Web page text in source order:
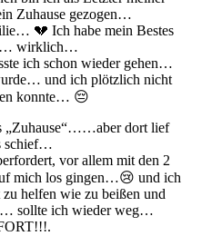
Zuhause gezogen…
💔 Ich habe mein Bestes
wirklich…
ich schon wieder gehen…
und ich plötzlich nicht
konnte… 😔
„Zuhause“……aber dort lief
schief…
vor allem mit den 2
mich los gingen…😢 und ich
helfen wie zu beißen und
sollte ich wieder weg…